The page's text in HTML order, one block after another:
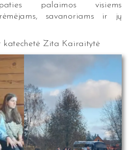
palaimos visiems
savanoriams ir jų
katechetė Zita Kairaitytė